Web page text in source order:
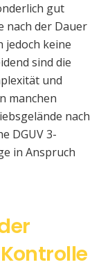
gut
nach der Dauer
jedoch keine
sind die
und
manchen
nach
DGUV 3-
in Anspruch